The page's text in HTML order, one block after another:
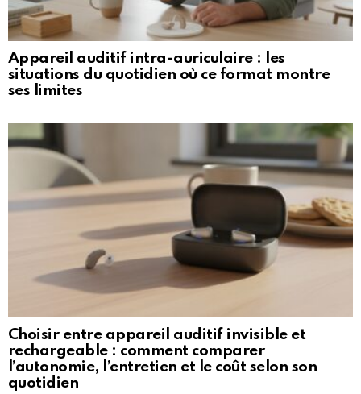
Appareil auditif intra-auriculaire : les
situations du quotidien où ce format montre
ses limites
Choisir entre appareil auditif invisible et
rechargeable : comment comparer
l’autonomie, l’entretien et le coût selon son
quotidien